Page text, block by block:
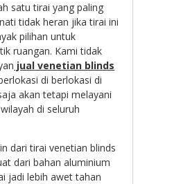
satu tirai yang paling
tidak heran jika tirai ini
pilihan untuk
ruangan. Kami tidak
jual venetian blinds
di berlokasi di
akan tetapi melayani
di seluruh
dari tirai venetian blinds
dari bahan aluminium
jadi lebih awet tahan